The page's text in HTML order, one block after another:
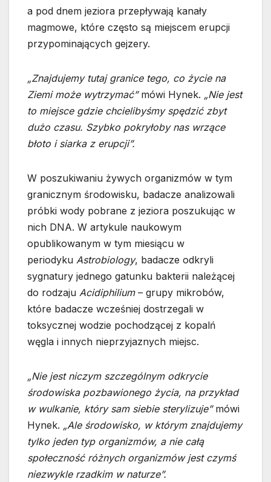
a pod dnem jeziora przepływają kanały
magmowe, które często są miejscem erupcji
przypominających gejzery.
„Znajdujemy tutaj granice tego, co życie na
Ziemi może wytrzymać”mówi Hynek. „Nie jest
to miejsce gdzie chcielibyśmy spędzić zbyt
dużo czasu. Szybko pokryłoby nas wrzące
błoto i siarka z erupcji”.
W poszukiwaniu żywych organizmów w tym
granicznym środowisku, badacze analizowali
próbki wody pobrane z jeziora poszukując w
nich DNA. W artykule naukowym
opublikowanym w tym miesiącu w
periodyku Astrobiology, badacze odkryli
sygnatury jednego gatunku bakterii należącej
do rodzaju Acidiphilium– grupy mikrobów,
które badacze wcześniej dostrzegali w
toksycznej wodzie pochodzącej z kopalń
węgla i innych nieprzyjaznych miejsc.
„Nie jest niczym szczególnym odkrycie
środowiska pozbawionego życia, na przykład
w wulkanie, który sam siebie sterylizuje”mówi
Hynek. „Ale środowisko, w którym znajdujemy
tylko jeden typ organizmów, a nie całą
społeczność różnych organizmów jest czymś
niezwykle rzadkim w naturze”.